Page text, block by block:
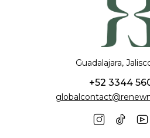
Guadalajara,
+52 3344